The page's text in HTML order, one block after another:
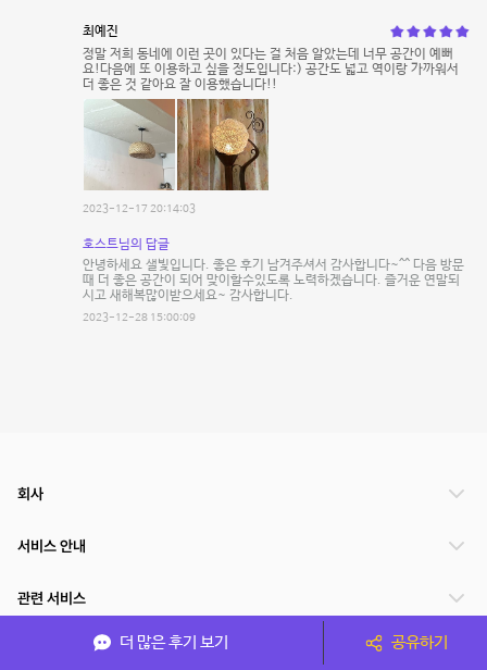
최예진
정말 저희 동네에 이런 곳이 있다는 걸 처음 알았는데 너무 공간이 예뻐
요!다음에 또 이용하고 싶을 정도입니다:) 공간도 넓고 역이랑 가까워서
더 좋은 것 같아요 잘 이용했습니다!!
2023-12-17 20:14:03
호스트님의 답글
안녕하세요 샐빛입니다. 좋은 후기 남겨주셔서 감사합니다~^^ 다음 방문
때 더 좋은 공간이 되어 맞이할수있도록 노력하겠습니다. 즐거운 연말되
시고 새해복많이받으세요~ 감사합니다.
2023-12-28 15:00:09
더 많은 후기 보기 공유하기
회사
서비스 안내
관련 서비스